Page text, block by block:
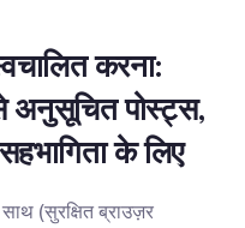
करना:
पोस्ट्स,
के लिए
(सुरक्षित ब्राउज़र